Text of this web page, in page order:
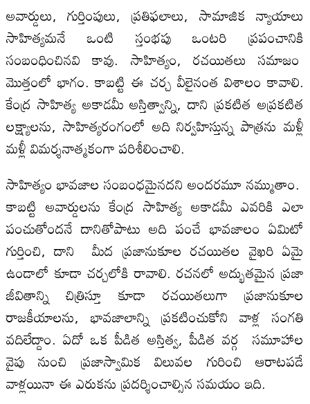
అవార్డులు, గుర్తింపులు, ప్రతిఫలాలు, సామాజిక న్యాయాలు
సాహిత్యమనే ఒంటి స్తంభపు ఒంటరి ప్రపంచానికి
సంబంధించినవి కావు. సాహిత్యం, రచయితలు సమాజం
మొత్తంలో భాగం. కాబట్టి ఈ చర్చ వీలైనంత విశాలం కావాలి.
కేంద్ర సాహిత్య అకాడమీ అస్తిత్వాన్ని, దాని ప్రకటిత అప్రకటిత
లక్ష్యాలను, సాహిత్యరంగంలో అది నిర్వహిస్తున్న పాత్రను మళ్లీ
మళ్లీ విమర్శనాత్మకంగా పరిశీలించాలి.
సాహిత్యం భావజాల సంబంధమైనదని అందరమూ నమ్ముతాం.
కాబట్టి అవార్డులను కేంద్ర సాహిత్య అకాడమీ ఎవరికి ఎలా
పంచుతోందనే దానితోపాటు అది పంచే భావజాలం ఏమిటో
గుర్తించి, దాని మీద ప్రజానుకూల రచయితల వైఖరి ఏమై
ఉండాలో కూడా చర్చలోకి రావాలి. రచనలో అద్భుతమైన ప్రజా
జీవితాన్ని చిత్రిస్తూ కూడా రచయితలుగా ప్రజానుకూల
రాజకీయాలను, భావజాలాన్ని ప్రకటించుకోని వాళ్ల సంగతి
వదిలేద్దాం. ఏదో ఒక పీడిత అస్తిత్వ, పీడిత వర్గ సమూహాల
వైపు నుంచి ప్రజాస్వామిక విలువల గురించి ఆరాటపడే
వాళ్లయినా ఈ ఎరుకను ప్రదర్శించాల్సిన సమయం ఇది.